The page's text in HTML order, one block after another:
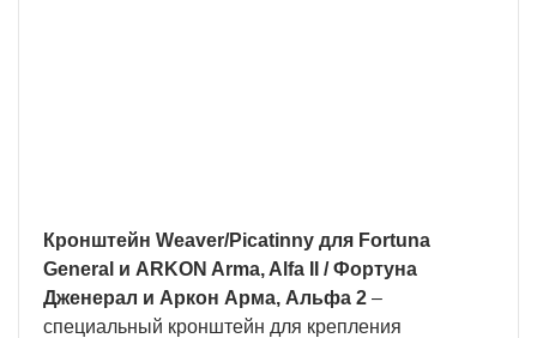
Кронштейн Weaver/Picatinny для Fortuna
General и ARKON Arma, Alfa II / Фортуна
Дженерал и Аркон Арма, Альфа 2 –
специальный кронштейн для крепления